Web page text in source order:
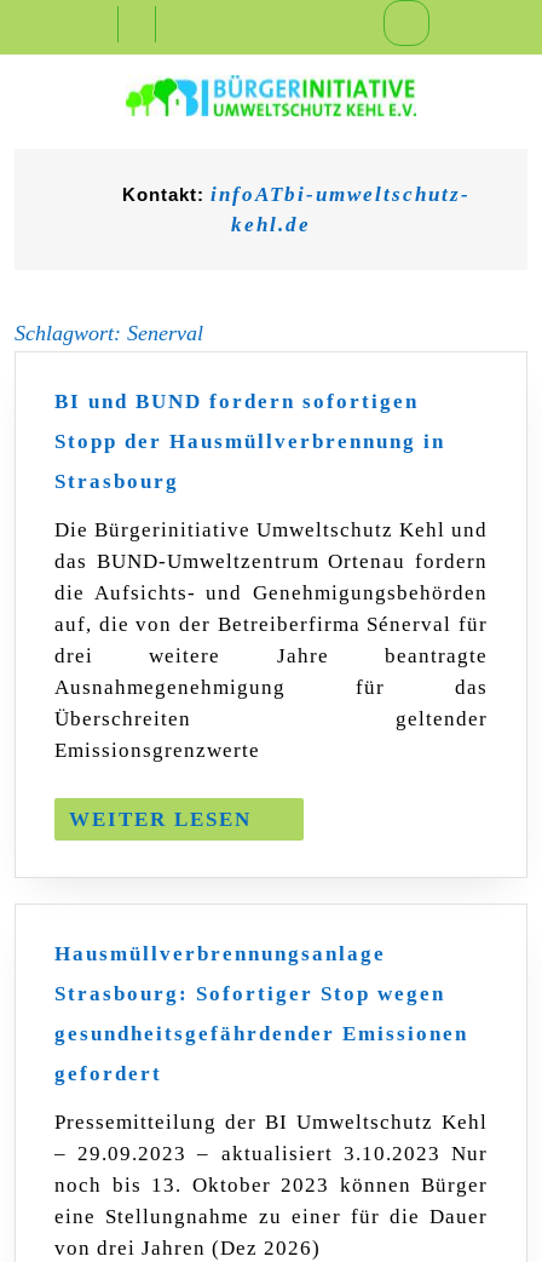
Button
Kontakt: infoATbi-umweltschutz-
kehl.de
Schlagwort: Senerval
BI und BUND fordern sofortigen
Stopp der Hausmüllverbrennung in
Strasbourg
fordern
sofortigen
Stopp
der
Hausmüllverbrennung
in
Strasbourg
Die Bürgerinitiative Umweltschutz Kehl und
das BUND-Umweltzentrum Ortenau fordern
die Aufsichts- und Genehmigungsbehörden
auf, die von der Betreiberfirma Sénerval für
drei weitere Jahre beantragte
Ausnahmegenehmigung für das
Überschreiten geltender
Emissionsgrenzwerte
WEITER LESEN
Hausmüllverbrennungsanlage
Strasbourg: Sofortiger Stop wegen
gesundheitsgefährdender Emissionen
gefordert
Stop
wegen
gesundheitsgefährdender
Emissionen
gefordert
Pressemitteilung der BI Umweltschutz Kehl
– 29.09.2023 – aktualisiert 3.10.2023 Nur
noch bis 13. Oktober 2023 können Bürger
eine Stellungnahme zu einer für die Dauer
von drei Jahren (Dez 2026)